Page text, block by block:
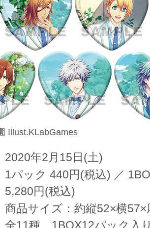
Illust.KLabGames
2020年2月15日(土)
1パック 440円(税込) ／
5,280円(税込)
商品サイズ：約縦52×横57×
全11種、1BOX12パック入